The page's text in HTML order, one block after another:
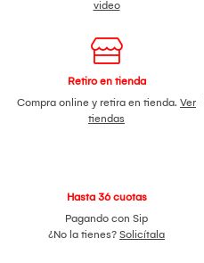
video
Retiro en tienda
Compra online y retira en tienda. Ver
tiendas
Hasta 36 cuotas
Pagando con Sip
¿No la tienes? Solicítala